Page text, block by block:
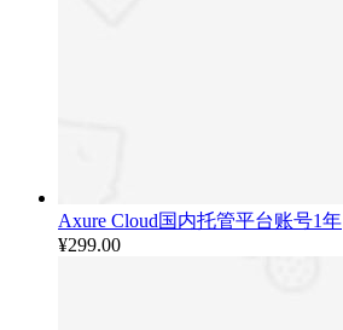
Axure Cloud国内托管平台账号1年
¥299.00